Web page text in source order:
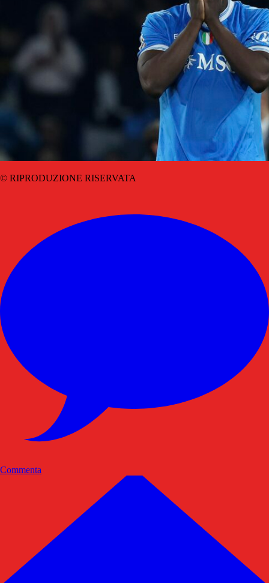
© RIPRODUZIONE RISERVATA
Commenta